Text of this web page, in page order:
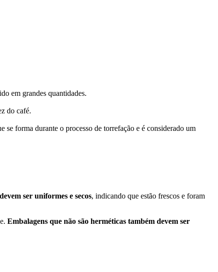
em grandes quantidades.
do café.
forma durante o processo de torrefação e é considerado um
ser uniformes e secos, indicando que estão frescos e foram
Embalagens que não são herméticas também devem ser